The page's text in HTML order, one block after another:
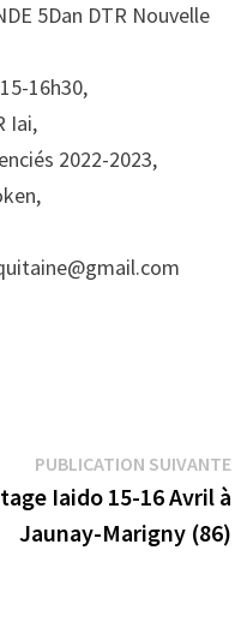
5Dan DTR Nouvelle
16h30,
Iai,
2022-2023,
:
PUBLICATION SUIVANTE
Iaido 15-16 Avril à
Jaunay-Marigny (86)